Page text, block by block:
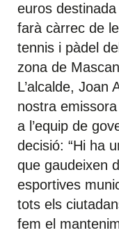
euros destinada
farà càrrec de
tennis i pàdel
zona de
L’alcalde, Joan
nostra
a l’equip de
decisió: “Hi ha
que gaudeixen
esportives
tots els
fem el